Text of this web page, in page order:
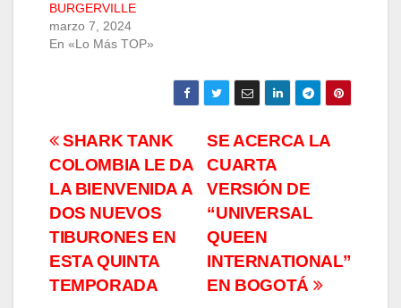
BURGERVILLE
marzo 7, 2024
En «Lo Más TOP»
Navegación
de
entradas
SE ACERCA LA
CUARTA
VERSIÓN DE
“UNIVERSAL
QUEEN
INTERNATIONAL”
EN BOGOTÁ
SHARK TANK
COLOMBIA LE DA
LA BIENVENIDA A
DOS NUEVOS
TIBURONES EN
ESTA QUINTA
TEMPORADA